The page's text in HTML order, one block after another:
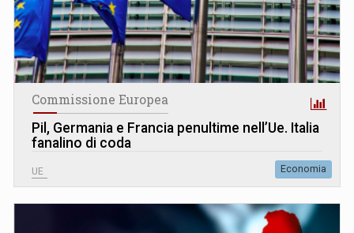
Commissione Europea
Pil, Germania e Francia penultime nell’Ue. Italia
fanalino di coda
UE Economia